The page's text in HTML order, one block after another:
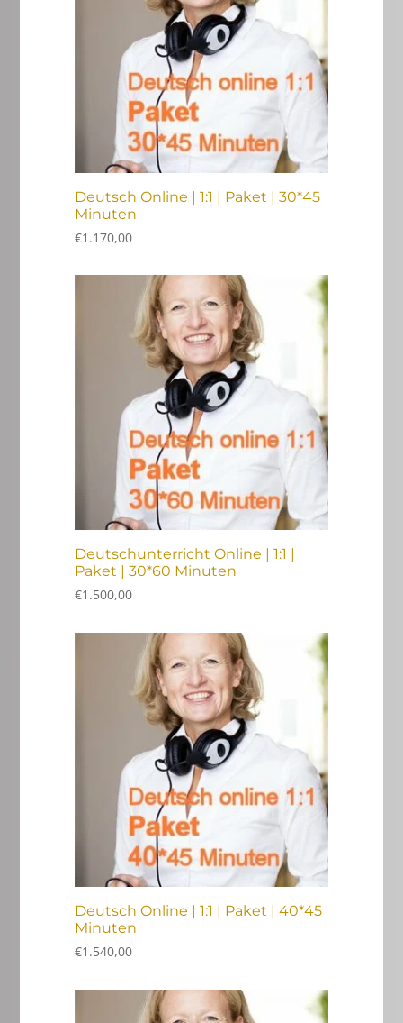
Deutsch Online | 1:1 | Paket | 30*45
Minuten
€1.170,00
Deutschunterricht Online | 1:1 |
Paket | 30*60 Minuten
€1.500,00
Deutsch Online | 1:1 | Paket | 40*45
Minuten
€1.540,00